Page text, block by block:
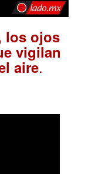
los ojos
vigilan
aire.